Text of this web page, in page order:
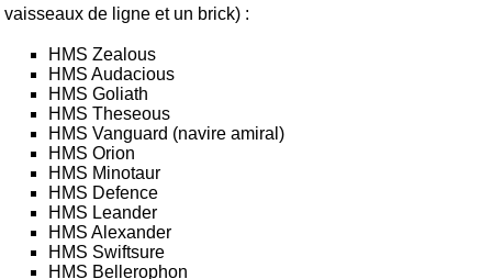
vaisseaux de ligne et un brick) :
HMS Zealous
HMS Audacious
HMS Goliath
HMS Theseous
HMS Vanguard (navire amiral)
HMS Orion
HMS Minotaur
HMS Defence
HMS Leander
HMS Alexander
HMS Swiftsure
HMS Bellerophon